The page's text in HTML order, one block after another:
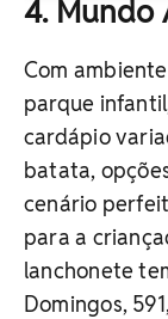
4. Mundo
Com
parque
cardápio
batata,
cenário
para a
lanchonete
Domingos,